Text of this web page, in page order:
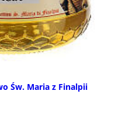
Św. Maria z Finalpii